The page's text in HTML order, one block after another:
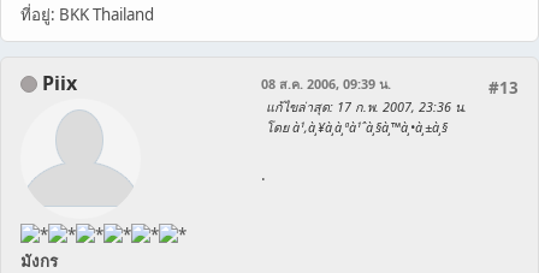
ที่อยู่: BKK Thailand
Piix
มังกร
#13
08 ส.ค. 2006, 09:39 น.
แก้ไขล่าสุด: 17 ก.พ. 2007, 23:36 น.
โดย à¹‚à¸¥à¸à¸ªà¹ˆà¸§à¸™à¸•à¸±à¸§
.